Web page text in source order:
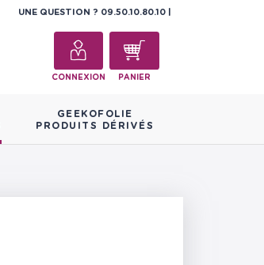
UNE QUESTION ? 09.50.10.80.10
CONNEXION PANIER
GEEKOFOLIE
PRODUITS DÉRIVÉS